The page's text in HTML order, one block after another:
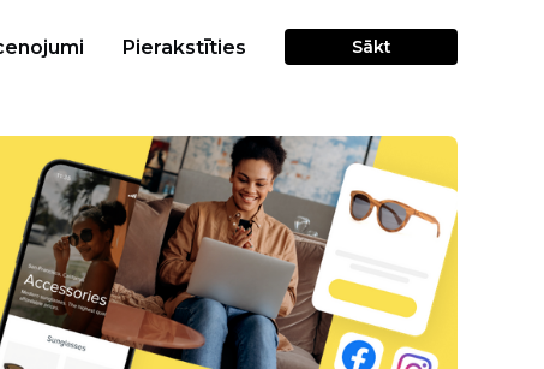
Pierakstīties Sākt